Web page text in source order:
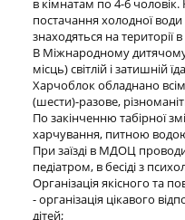
в кімнатам по 4-6
постачання холодної води
знаходяться на
В Міжнародному
місць) світлій і затишній
Харчоблок обладнано
(шести)-разове,
По закінченню табірної
харчування, питною
При заїзді в МДОЦ
педіатром, в бесіді з
Організація якісного та
- організація цікавого
дітей;